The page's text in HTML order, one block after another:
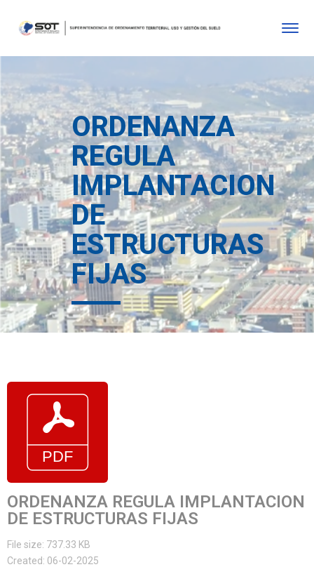
ORDENANZA
REGULA
IMPLANTACION
DE
ESTRUCTURAS
FIJAS
ORDENANZA REGULA IMPLANTACION
DE ESTRUCTURAS FIJAS
File size: 737.33 KB
Created: 06-02-2025